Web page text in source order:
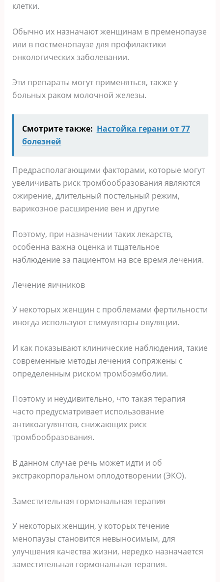
клетки.
Обычно их назначают женщинам в пременопаузе
или в постменопаузе для профилактики
онкологических заболевании.
Эти препараты могут применяться, также у
больных раком молочной железы.
Смотрите также: Настойка герани от 77
болезней
Предрасполагающими факторами, которые могут
увеличивать риск тромбообразования являются
ожирение, длительный постельный режим,
варикозное расширение вен и другие
Поэтому, при назначении таких лекарств,
особенна важна оценка и тщательное
наблюдение за пациентом на все время лечения.
Лечение яичников
У некоторых женщин с проблемами фертильности
иногда используют стимуляторы овуляции.
И как показывают клинические наблюдения, такие
современные методы лечения сопряжены с
определенным риском тромбоэмболии.
Поэтому и неудивительно, что такая терапия
часто предусматривает использование
антикоагулянтов, снижающих риск
тромбообразования.
В данном случае речь может идти и об
экстракорпоральном оплодотворении (ЭКО).
Заместительная гормональная терапия
У некоторых женщин, у которых течение
менопаузы становится невыносимым, для
улучшения качества жизни, нередко назначается
заместительная гормональная терапия.